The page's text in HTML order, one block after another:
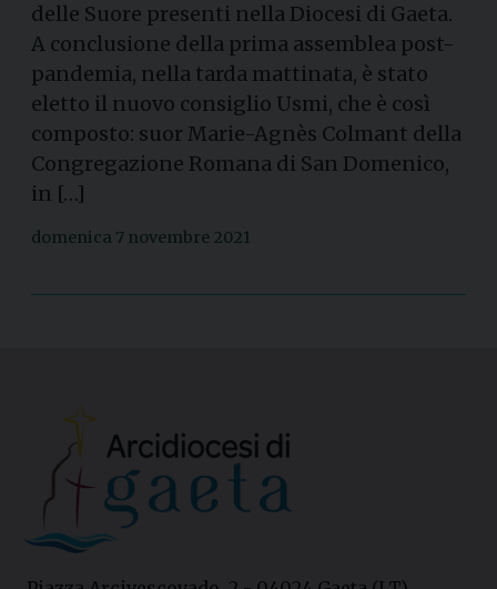
delle Suore presenti nella Diocesi di Gaeta.
A conclusione della prima assemblea post-
pandemia, nella tarda mattinata, è stato
eletto il nuovo consiglio Usmi, che è così
composto: suor Marie-Agnès Colmant della
Congregazione Romana di San Domenico,
in […]
domenica 7 novembre 2021